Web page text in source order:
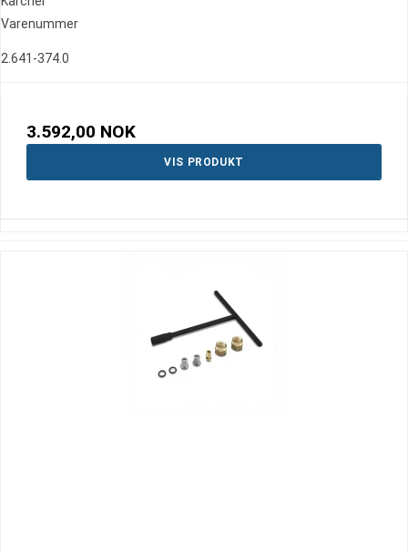
Varenummer
2.641-374.0
3.592,00 NOK
VIS PRODUKT